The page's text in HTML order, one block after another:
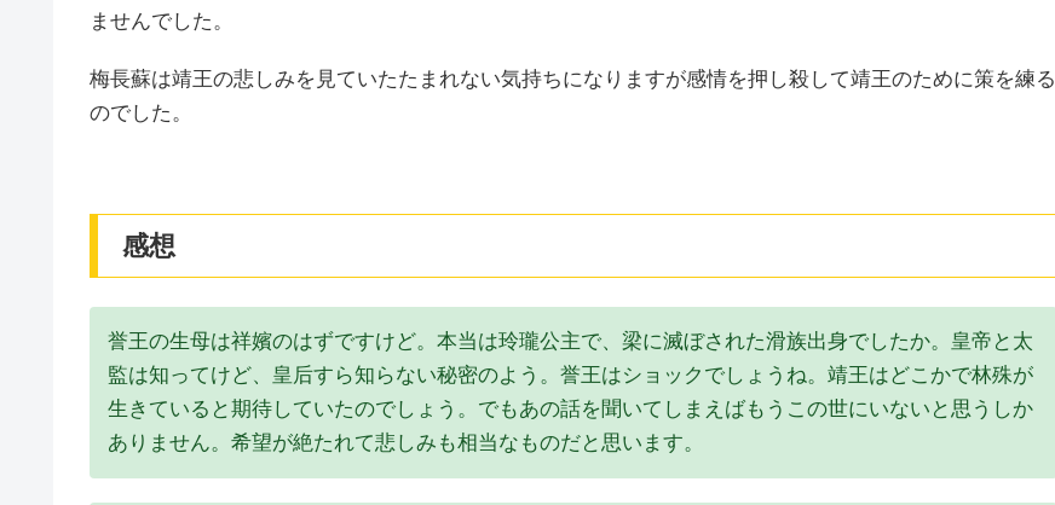
ませんでした。
梅長蘇は靖王の悲しみを見ていたたまれない気持ちになりますが感情を押し殺して靖王のために策を練る
のでした。
感想
誉王の生母は祥嬪のはずですけど。本当は玲瓏公主で、梁に滅ぼされた滑族出身でしたか。皇帝と太
監は知ってけど、皇后すら知らない秘密のよう。誉王はショックでしょうね。靖王はどこかで林殊が
生きていると期待していたのでしょう。でもあの話を聞いてしまえばもうこの世にいないと思うしか
ありません。希望が絶たれて悲しみも相当なものだと思います。